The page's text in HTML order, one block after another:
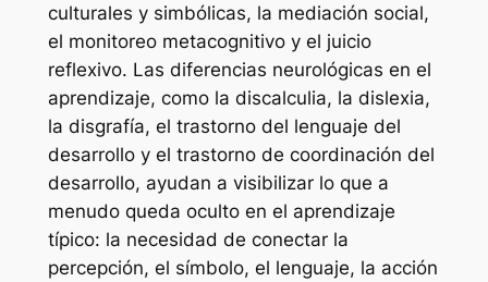
culturales y simbólicas, la mediación social,
el monitoreo metacognitivo y el juicio
reflexivo. Las diferencias neurológicas en el
aprendizaje, como la discalculia, la dislexia,
la disgrafía, el trastorno del lenguaje del
desarrollo y el trastorno de coordinación del
desarrollo, ayudan a visibilizar lo que a
menudo queda oculto en el aprendizaje
típico: la necesidad de conectar la
percepción, el símbolo, el lenguaje, la acción